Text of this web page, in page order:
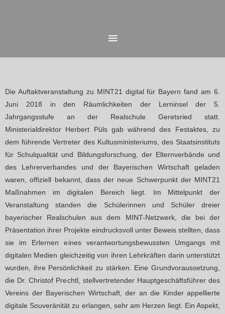
Die Auftaktveranstaltung zu MINT21 digital für Bayern fand am 6.
Juni 2018 in den Räumlichkeiten der Lerninsel der 5.
Jahrgangsstufe an der Realschule Geretsried statt.
Ministerialdirektor Herbert Püls gab während des Festaktes, zu
dem führende Vertreter des Kultusministeriums, des Staatsinstituts
für Schulqualität und Bildungsforschung, der Elternverbände und
des Lehrerverbandes und der Bayerischen Wirtschaft geladen
waren, offiziell bekannt, dass der neue Schwerpunkt der MINT21
Maßnahmen im digitalen Bereich liegt. Im Mittelpunkt der
Veranstaltung standen die Schülerinnen und Schüler dreier
bayerischer Realschulen aus dem MINT-Netzwerk, die bei der
Präsentation ihrer Projekte eindrucksvoll unter Beweis stellten, dass
sie im Erlernen eines verantwortungsbewussten Umgangs mit
digitalen Medien gleichzeitig von ihren Lehrkräften darin unterstützt
wurden, ihre Persönlichkeit zu stärken. Eine Grundvoraussetzung,
die Dr. Christof Prechtl, stellvertretender Hauptgeschäftsführer des
Vereins der Bayerischen Wirtschaft, der an die Kinder appellierte
digitale Souveränität zu erlangen, sehr am Herzen liegt. Ein Aspekt,